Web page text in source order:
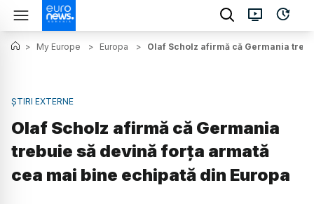
> My Europe > Europa > Olaf Scholz afirmă că Germania
ȘTIRI EXTERNE
Olaf Scholz afirmă că Germania
trebuie să devină forţa armată
cea mai bine echipată din Europa